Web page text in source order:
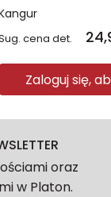
cena det.
Zaloguj się,
oraz
w Platon.